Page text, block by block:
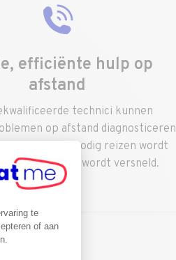
efficiënte hulp op
afstand
technici kunnen
op afstand diagnosticeren
waardoor onnodig reizen wordt
en het proces wordt versneld.